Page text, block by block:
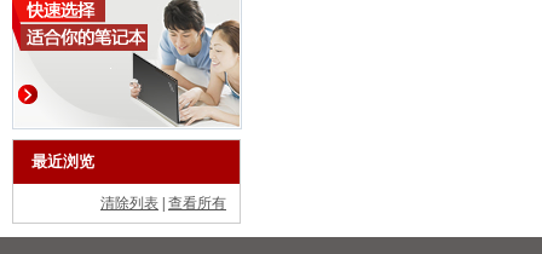
最近浏览
清除列表 查看所有